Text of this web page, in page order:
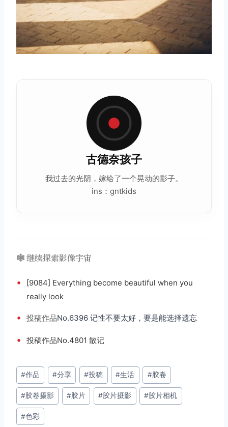
古德奈孩子
我过去的光阴，嫁给了一个晃动的影子。
ins：gntkids
🕸️ 继续探索影像宇宙
•
[9084] Everything become beautiful when you
really look
• 投稿作品No.6396 记性不要太好，要是能选择遗忘
• 投稿作品No.4801 散记
文
章
标
签：
#作品 #分享 #投稿 #生活 #胶卷
#胶卷摄影 #胶片 #胶片摄影 #胶片相机
#色彩